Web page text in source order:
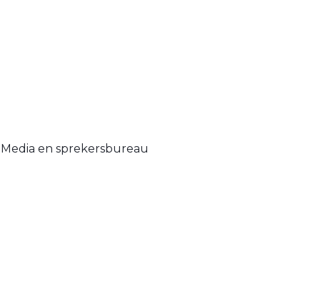
en sprekersbureau